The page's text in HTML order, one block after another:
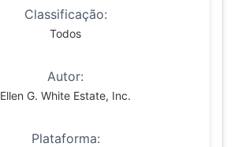
Classificação:
Todos
Autor:
Ellen G. White Estate, Inc.
Plataforma: